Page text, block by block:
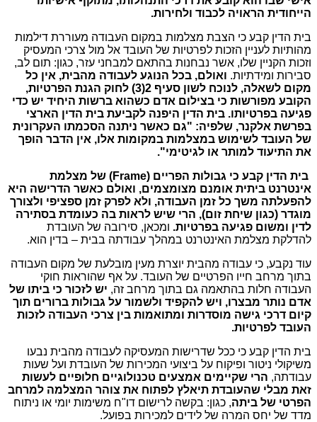
הייחודית הראויה לכבוד ולחירות.
בית הדין קבע כי הצבת מצלמות במקום העבודה מעוררת דילמות
מהותיות לעניין הזכות לפרטיות של העובד אל מול צרכי המעסיק
וזכות הקניין שלו, אשר נבחנות בהתאם למבחני עזר, כגון: תום לב,
סבירות ומידתיות. ואולם, בכל הנוגע לעבודה מהבית, אין כל
מקום לשאלה, לנוכח לשון סעיף 2(3) לחוק הגנת הפרטיות,
הקובע מפורשות כי בצילום אדם כשהוא ברשות היחיד יש כדי
פגיעה בפרטיותו. בית הדין היפנה לקביעת בית הדין הארצי
בפרשת אלקנר, שלפיה: "גם כאשר ניתנה הסכמתו העקרונית
של העובד לשימוש במצלמות במקומות אלו, אין הדבר הופך
את התיעוד למותר או לגיטימי".
בית הדין קבע כי גבולות הפריים (Frame) של מצלמת
אינטרנט ביתית אומנם מצומצמים, ואולם כאשר הדרישה היא
להפעלתה משך כל זמן העבודה, ולא לפרק זמן ספציפי ולצורך
מוגדר (כגון שיחת זום), הרי שיש לראות בה כעומדת בסתירה
לדין ומשום פגיעה בפרטיות. ומכאן, סירובה של העובדת
להדלקת מצלמת האינטרנט במהלך עבודתה בבית – בדין הוא.
עוד נקבע, כי עבודה מהבית יוצרת מעין מובלעת של מקום העבודה
בתוך מרחב חייו הפרטיים של העובד. על אף שהוראות חוקי
העבודה חלות בהתאמה גם בתוך מרחב זה, יש לזכור כי ביתו של
אדם נותר מבצרו, ויש להקפיד ולשמור על גבולות ברורים תוך
קיום דרכי גישה מוסדרות ומתואמות בין צרכי העבודה לזכות
העובד לפרטיות.
בית הדין קבע כי ככל שדרישות המעסיקה לעבודה מהבית נבעו
משיקולי ניטור ופיקוח על ביצועי המכירות של העובדת ועל שעות
עבודתה, הרי שקיימים אמצעים טכנולוגיים חלופיים לעשות
זאת מבלי שהעובדת תיאלץ לפתוח את צוהר המצלמה למרחב
הפרטי של ביתה, כגון: בקשה לרישום דו"ח משימות יומי או ניתוח
מדד של יחס המרה של לידים למכירות בפועל.